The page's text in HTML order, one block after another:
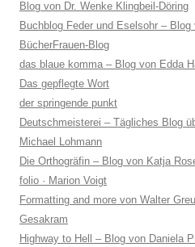
Blog von Dr. Wenke Klingbeil-Döring
Buchblog Feder und Eselsohr –
BücherFrauen-Blog
das blaue komma – Blog von Edda
Das gepflegte Wort
der springende punkt
Deutschmeisterei – Tägliches Blog
Michael Lohmann
Die Orthogräfin – Blog von Katja
folio · Marion Voigt
Formatting and more von Walter
Gesakram
Highway to Hell – Blog von Daniela